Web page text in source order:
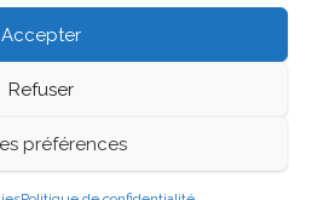
Accepter
Refuser
préférences
WordPress
Blog